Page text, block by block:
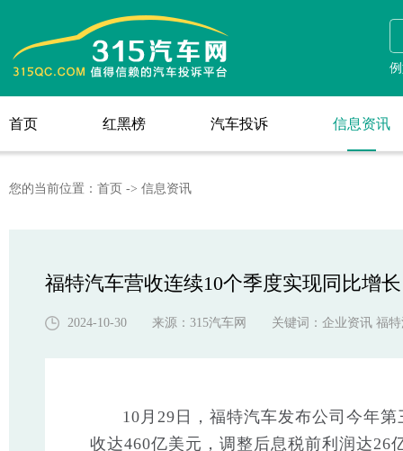
首页
首页
红黑榜 汽车投诉
信息资讯
信息资讯
您的当前位置： 首页 -> 信息资讯
福特汽车营收连续10个季度实现同比增长
2024-10-30 来源： 315汽车网 关键词： 企业资讯 福
10月29日，福特汽车发布公司今年第
收达460亿美元，调整后息税前利润达26